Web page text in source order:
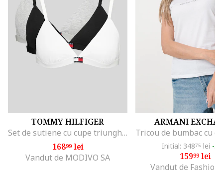
TOMMY HILFIGER
Set de sutiene cu cupe triunghiulare si detaliu logo - 3 perechi, Alb/Negru/Gri melange
16899lei
Vandut de MODIVO SA
ARMANI
Initial: 34875 lei -
15999lei
Vandut de Fashion